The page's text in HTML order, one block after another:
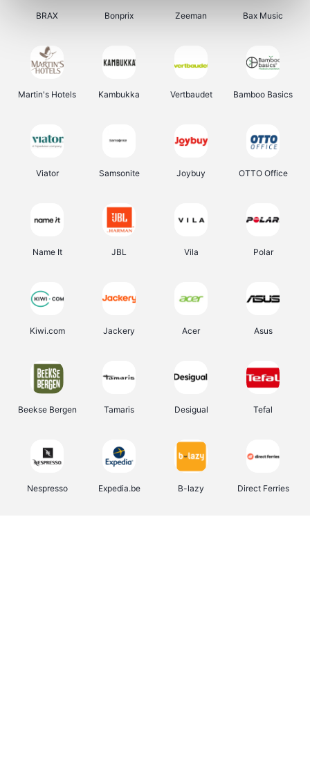
BRAX Bonprix Zeeman Bax Music
Martin's Hotels Kambukka Vertbaudet Bamboo Basics
Viator Samsonite Joybuy OTTO Office
Name It JBL Vila Polar
Kiwi.com Jackery Acer Asus
Beekse Bergen Tamaris Desigual Tefal
Nespresso Expedia.be B-lazy Direct Ferries